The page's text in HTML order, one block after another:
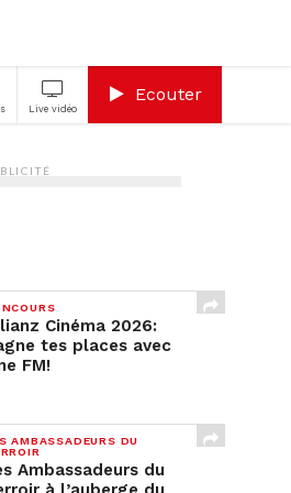
Live vidéo
Ecouter
Cinéma 2026:
tes places avec
FM!
AMBASSADEURS DU
Ambassadeurs du